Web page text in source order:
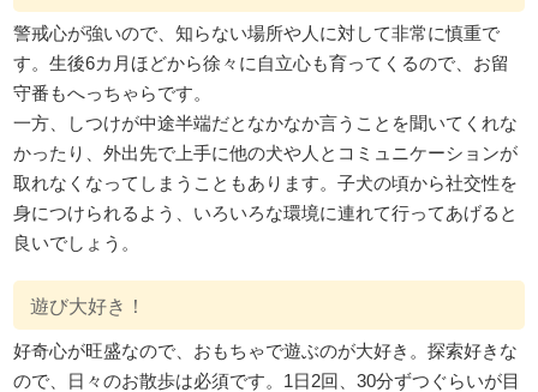
警戒心が強いので、知らない場所や人に対して非常に慎重で
す。生後6カ月ほどから徐々に自立心も育ってくるので、お留
守番もへっちゃらです。
一方、しつけが中途半端だとなかなか言うことを聞いてくれな
かったり、外出先で上手に他の犬や人とコミュニケーションが
取れなくなってしまうこともあります。子犬の頃から社交性を
身につけられるよう、いろいろな環境に連れて行ってあげると
良いでしょう。
遊び大好き！
好奇心が旺盛なので、おもちゃで遊ぶのが大好き。探索好きな
ので、日々のお散歩は必須です。1日2回、30分ずつぐらいが目